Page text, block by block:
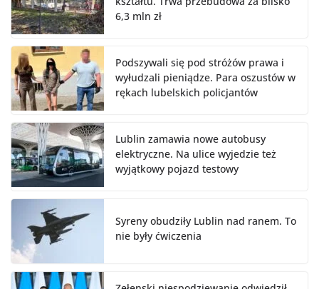
6,3 mln zł
Podszywali się pod stróżów prawa i
wyłudzali pieniądze. Para oszustów w
rękach lubelskich policjantów
Lublin zamawia nowe autobusy
elektryczne. Na ulice wyjedzie też
wyjątkowy pojazd testowy
Syreny obudziły Lublin nad ranem. To
nie były ćwiczenia